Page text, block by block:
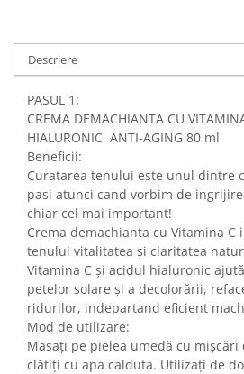
Descriere
PASUL 1:
CREMA DEMACHIANTA CU
HIALURONIC ANTI-AGING 80 ml
Beneficii:
Curatarea tenului este unul dintre
pasi atunci cand vorbim de
chiar cel mai important!
Crema demachianta cu Vitamina C
tenului vitalitatea și claritatea
Vitamina C și acidul hialuronic
petelor solare și a decolorării,
ridurilor, indepartand eficient
Mod de utilizare:
Masați pe pielea umedă cu
clătiți cu apa calduta. Utilizați de